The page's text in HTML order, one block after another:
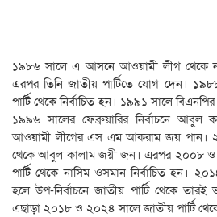
১৯৮৬ সালে এ আসনে আওয়ামী লীগ থেকে
এরপর তিনি জাতীয় পার্টিতে যোগ দেন।
পার্টি থেকে নির্বাচিত হন। ১৯৯১ সালে
১৯৯৬ সালের ফেব্রুয়ারির নির্বাচনে
আওয়ামী লীগের এস এম আকরাম জয় পান।
থেকে আবুল কালাম জয়ী জন। এরপর ২০০৮
পার্টি থেকে নাসিম ওসমান নির্বাচিত হন।
হলে উপ-নির্বাচনে জাতীয় পার্টি থেকে
এছাড়া ২০১৮ ও ২০২৪ সালে জাতীয় পার্টি